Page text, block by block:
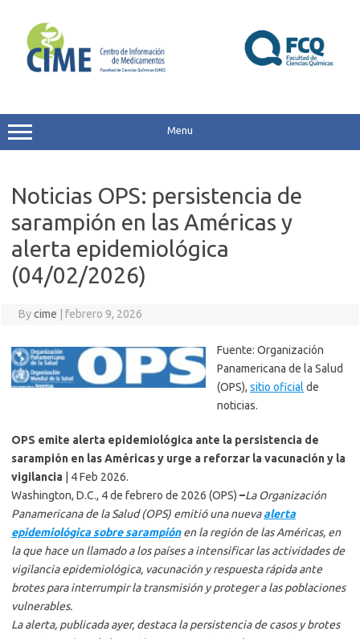
content
Menu
Noticias OPS: persistencia de
sarampión en las Américas y
alerta epidemiológica
(04/02/2026)
Bycime febrero 9, 2026
Fuente: Organización
Panamericana de la Salud
(OPS), sitio oficial de
noticias.
OPS emite alerta epidemiológica ante la persistencia de
sarampión en las Américas y urge a reforzar la vacunación y la
vigilancia | 4 Feb 2026.
Washington, D.C., 4 de febrero de 2026 (OPS) –La Organización
Panamericana de la Salud (OPS) emitió una nuevaalerta
epidemiológica sobre sarampiónen la región de las Américas, en
la que hace un llamado a los países a intensificar las actividades de
vigilancia epidemiológica, vacunación y respuesta rápida ante
brotes para interrumpir la transmisión y proteger a las poblaciones
vulnerables.
La alerta, publicada ayer, destaca la persistencia de casos y brotes